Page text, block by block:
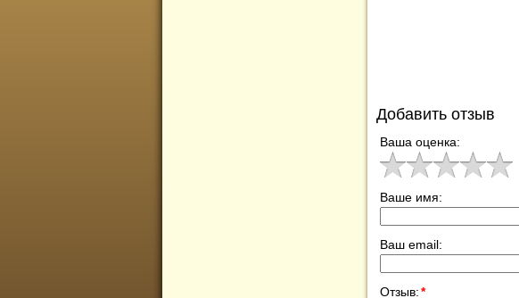
Добавить отзыв
Ваша оценка:
Ваше имя:
Ваш email:
Отзыв:*